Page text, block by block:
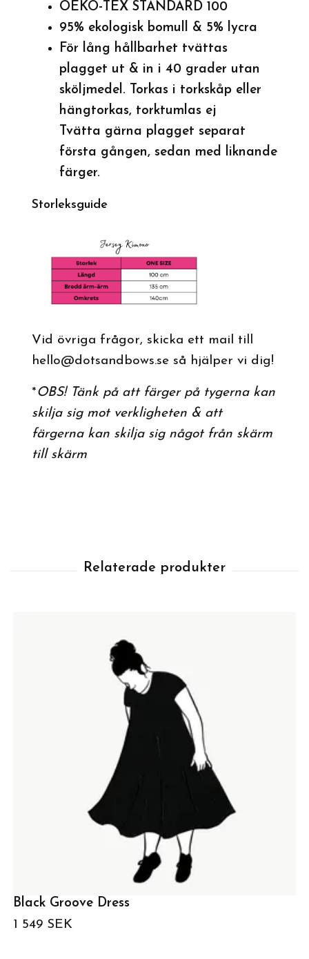
OEKO-TEX STANDARD 100
95% ekologisk bomull & 5% lycra
För lång hållbarhet tvättas
plagget ut & in i 40 grader utan
sköljmedel. Torkas i torkskåp eller
hängtorkas, torktumlas ej
Tvätta gärna plagget separat
första gången, sedan med liknande
färger.
Storleksguide
Vid övriga frågor, skicka ett mail till
hello@dotsandbows.se så hjälper vi dig!
*OBS! Tänk på att färger på tygerna kan
skilja sig mot verkligheten & att
färgerna kan skilja sig något från skärm
till skärm
Black Groove Dress
1 549 SEK